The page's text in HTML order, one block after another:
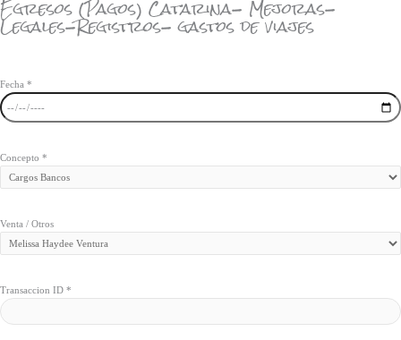
Egresos (Pagos) Catarina- Mejoras-
Legales-Registros- gastos de viajes
Fecha *
Concepto *
Venta / Otros
Transaccion ID *